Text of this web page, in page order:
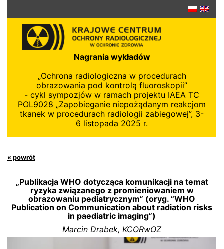
Nagrania wykładów
„Ochrona radiologiczna w procedurach
obrazowania pod kontrolą fluoroskopii”
- cykl sympozjów w ramach projektu IAEA TC
POL9028 „Zapobieganie niepożądanym reakcjom
tkanek w procedurach radiologii zabiegowej”, 3-
6 listopada 2025 r.
« powrót
„Publikacja WHO dotycząca komunikacji na temat
ryzyka związanego z promieniowaniem w
obrazowaniu pediatrycznym” (oryg. “WHO
Publication on Communication about radiation risks
in paediatric imaging”)
Marcin Drabek, KCORwOZ